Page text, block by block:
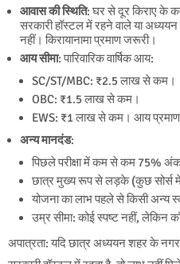
आवास की स्थिति: घर से दूर किराए के
सरकारी हॉस्टल में रहने वाले या
नहीं। किरायानामा प्रमाण जरूरी।
आय सीमा: पारिवारिक वार्षिक आय:
SC/ST/MBC: ₹2.5 लाख से कम।
OBC: ₹1.5 लाख से कम।
EWS: ₹1 लाख से कम। आय प्रमाण
अन्य मानदंड:
पिछले परीक्षा में कम से कम 75%
छात्र मुख्य रूप से लड़के (कुछ सोर्स
योजना का लाभ पहले से किसी अन्य
उम्र सीमा: कोई स्पष्ट नहीं, लेकिन
अपात्रता: यदि छात्र अध्ययन शहर के नगर